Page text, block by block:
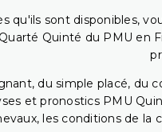
qu'ils sont disponibles,
Quinté du PMU en
du simple placé, du
et pronostics PMU
les conditions de la